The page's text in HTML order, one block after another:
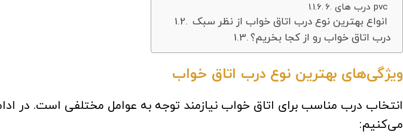
6. درب های pvc
درب اتاق خواب رو از کجا بخریم؟
ویژگی‌های بهترین نوع درب اتاق خواب
انتخاب درب مناسب برای اتاق خواب نیازمند توجه به عوامل مختلفی است. در
می‌کنیم: